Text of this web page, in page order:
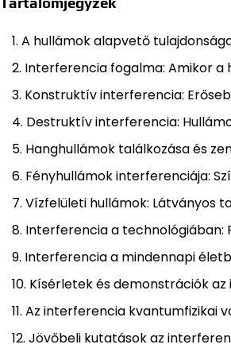
A hullámok alapvető
Interferencia fogalma: Amikor a
Konstruktív interferencia:
Destruktív interferencia:
Hanghullámok találkozása és
Fényhullámok interferenciája:
Vízfelületi hullámok: Látványos
Interferencia a technológiában:
Interferencia a mindennapi
Kísérletek és demonstrációk
Az interferencia kvantumfizikai
Jövőbeli kutatások az